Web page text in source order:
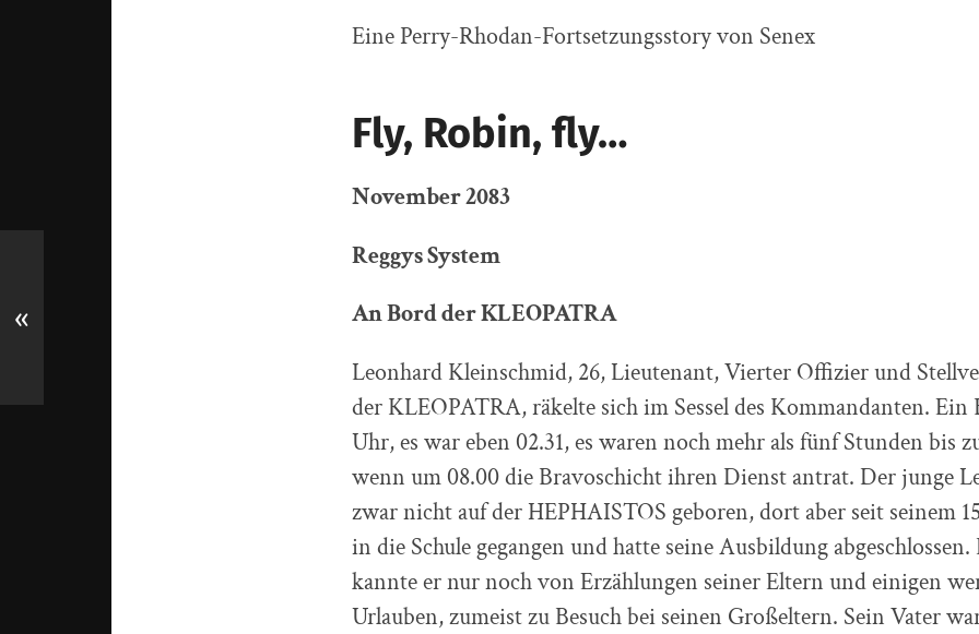
Eine Perry-Rhodan-Fortsetzungsstory von Senex
Fly, Robin, fly…
November 2083
Reggys System
An Bord der KLEOPATRA
Leonhard Kleinschmid, 26, Lieutenant, Vierter Offizier und
der KLEOPATRA, räkelte sich im Sessel des Kommandanten. Ein
Uhr, es war eben 02.31, es waren noch mehr als fünf Stunden bis
wenn um 08.00 die Bravoschicht ihren Dienst antrat. Der junge
zwar nicht auf der HEPHAISTOS geboren, dort aber seit seinem
in die Schule gegangen und hatte seine Ausbildung
kannte er nur noch von Erzählungen seiner Eltern und einigen
Urlauben, zumeist zu Besuch bei seinen Großeltern. Sein Vater
«